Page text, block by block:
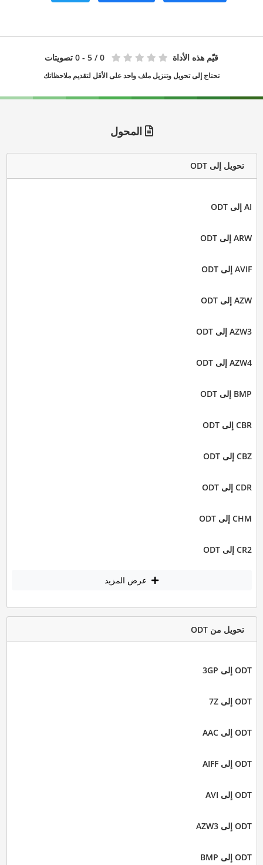
قيّم هذه الأداة 0 / 5 - 0 تصويتات
تحتاج إلى تحويل وتنزيل ملف واحد على الأقل لتقديم ملاحظاتك
المحول
تحويل إلى ODT
AI إلى ODT
ARW إلى ODT
AVIF إلى ODT
AZW إلى ODT
AZW3 إلى ODT
AZW4 إلى ODT
BMP إلى ODT
CBR إلى ODT
CBZ إلى ODT
CDR إلى ODT
CHM إلى ODT
CR2 إلى ODT
عرض المزيد
تحويل من ODT
ODT إلى 3GP
ODT إلى 7Z
ODT إلى AAC
ODT إلى AIFF
ODT إلى AVI
ODT إلى AZW3
ODT إلى BMP